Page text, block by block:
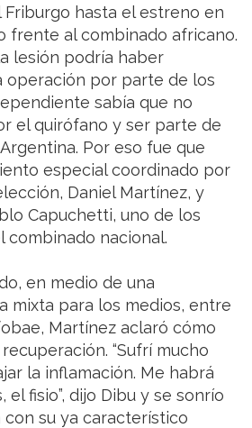
hasta el estreno en
frente al combinado africano.
lesión podría haber
operación por parte de los
sabía que no
el quirófano y ser parte de
Por eso fue que
especial coordinado por
Daniel Martínez, y
Capuchetti, uno de los
combinado nacional.
en medio de una
mixta para los medios, entre
Martínez aclaró cómo
“Sufrí mucho
la inflamación. Me habrá
el fisio”, dijo Dibu y se sonrío
su ya característico